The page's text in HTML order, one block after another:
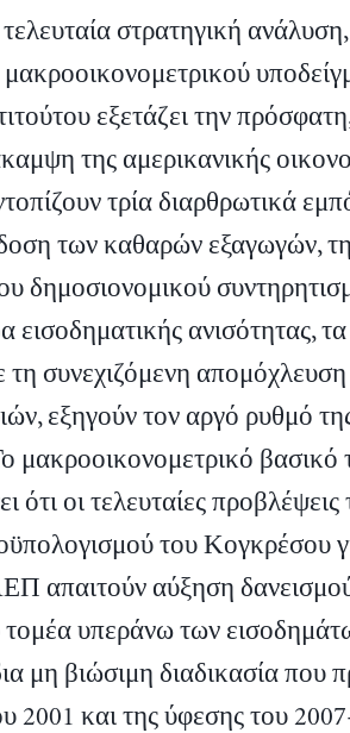
στρατηγική
εξετάζει την
της αμερικανικής
τρία διαρθρωτικά
των καθαρών εξαγωγών,
δημοσιονομικού
εισοδηματικής ανισότητας,
συνεχιζόμενη
εξηγούν τον αργό ρυθμό
μακροοικονομετρικό βασικό
ότι οι τελευταίες προβλέψεις
του Κογκρέσου
απαιτούν αύξηση
τομέα υπεράνω των
μη βιώσιμη διαδικασία που
2001 και της ύφεσης του